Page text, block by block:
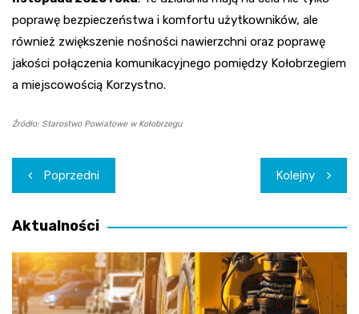
poprawę bezpieczeństwa i komfortu użytkowników, ale
również zwiększenie nośności nawierzchni oraz poprawę
jakości połączenia komunikacyjnego pomiędzy Kołobrzegiem
a miejscowością Korzystno.
Źródło: Starostwo Powiatowe w Kołobrzegu
Nawigacja
wpisu
Poprzedni Kolejny
Aktualności